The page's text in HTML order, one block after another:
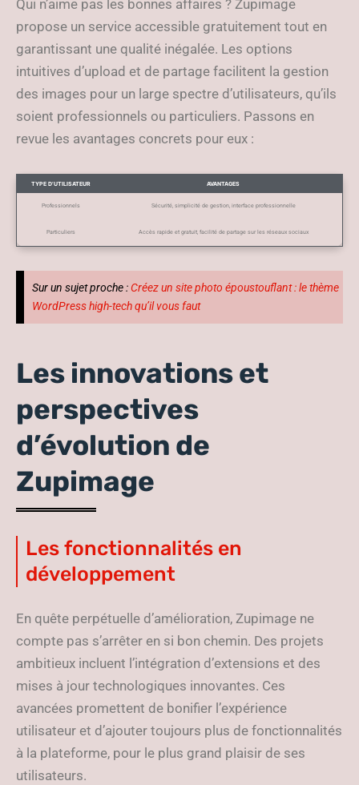
Qui n’aime pas les bonnes affaires ? Zupimage
propose un service accessible gratuitement tout en
garantissant une qualité inégalée. Les options
intuitives d’upload et de partage facilitent la gestion
des images pour un large spectre d’utilisateurs, qu’ils
soient professionnels ou particuliers. Passons en
revue les avantages concrets pour eux :
TYPE D’UTILISATEUR AVANTAGES
Professionnels Sécurité, simplicité de gestion, interface professionnelle
Particuliers Accès rapide et gratuit, facilité de partage sur les réseaux sociaux
Sur un sujet proche : Créez un site photo époustouflant : le thème
WordPress high-tech qu’il vous faut
Les innovations et
perspectives
d’évolution de
Zupimage
Les fonctionnalités en
développement
En quête perpétuelle d’amélioration, Zupimage ne
compte pas s’arrêter en si bon chemin. Des projets
ambitieux incluent l’intégration d’extensions et des
mises à jour technologiques innovantes. Ces
avancées promettent de bonifier l’expérience
utilisateur et d’ajouter toujours plus de fonctionnalités
à la plateforme, pour le plus grand plaisir de ses
utilisateurs.